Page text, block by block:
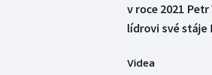
v roce 2021
lídrovi své stáje
Videa